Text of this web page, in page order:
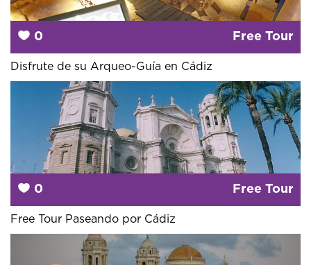
0 Free Tour
Disfrute de su Arqueo-Guía en Cádiz
0 Free Tour
Free Tour Paseando por Cádiz